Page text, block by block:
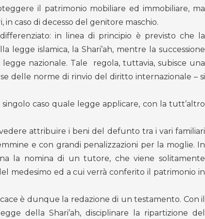
il patrimonio mobiliare ed immobiliare, ma
caso di decesso del genitore maschio.
in linea di principio è previsto che la
legge islamica, la Shari’ah, mentre la successione
nazionale. Tale regola, tuttavia, subisce una
delle norme di rinvio del diritto internazionale – si
caso quale legge applicare, con la tutt’altro
attribuire i beni del defunto tra i vari familiari
e con grandi penalizzazioni per la moglie. In
la nomina di un tutore, che viene solitamente
medesimo ed a cui verrà conferito il patrimonio in
è dunque la redazione di un testamento. Con il
della Shari’ah, disciplinare la ripartizione del